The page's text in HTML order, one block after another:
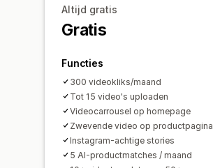
Altijd gratis
Gratis
Functies
300 videokliks/maand
Tot 15 video's uploaden
Videocarrousel op homepage
Zwevende video op productpagina
Instagram-achtige stories
5 AI-productmatches / maand